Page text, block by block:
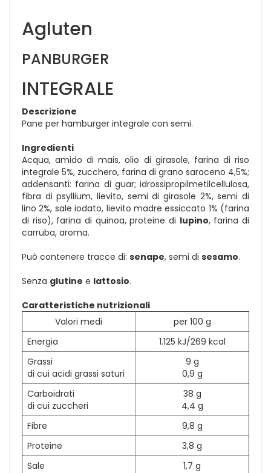
Agluten
PANBURGER
INTEGRALE
Descrizione
Pane per hamburger integrale con semi.
Ingredienti
Acqua, amido di mais, olio di girasole, farina di riso
integrale 5%, zucchero, farina di grano saraceno 4,5%;
addensanti: farina di guar; idrossipropilmetilcellulosa,
fibra di psyllium, lievito, semi di girasole 2%, semi di
lino 2%, sale iodato, lievito madre essiccato 1% (farina
di riso), farina di quinoa, proteine di lupino, farina di
carruba, aroma.
Può contenere tracce di: senape, semi di sesamo.
Senza glutine e lattosio.
Caratteristiche nutrizionali
Valori medi
per 100 g
Energia
1.125 kJ/269 kcal
Grassi
di cui acidi grassi saturi
9 g
0,9 g
Carboidrati
di cui zuccheri
38 g
4,4 g
Fibre
9,8 g
Proteine
3,8 g
Sale
1,7 g